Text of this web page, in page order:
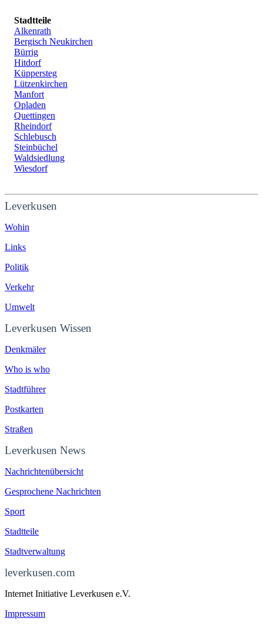
Stadtteile
Alkenrath
Bergisch Neukirchen
Bürrig
Hitdorf
Küppersteg
Lützenkirchen
Manfort
Opladen
Quettingen
Rheindorf
Schlebusch
Steinbüchel
Waldsiedlung
Wiesdorf
Leverkusen
Wohin
Links
Politik
Verkehr
Umwelt
Leverkusen Wissen
Denkmäler
Who is who
Stadtführer
Postkarten
Straßen
Leverkusen News
Nachrichtenübersicht
Gesprochene Nachrichten
Sport
Stadtteile
Stadtverwaltung
leverkusen.com
Internet Initiative Leverkusen e.V.
Impressum